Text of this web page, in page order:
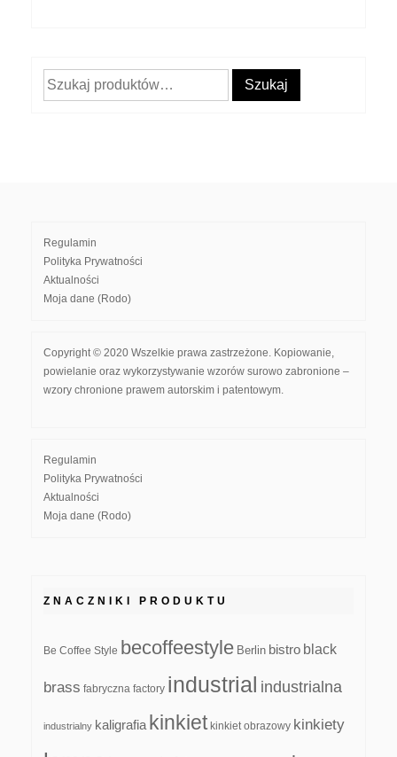
Szukaj: Szukaj
Regulamin
Polityka Prywatności
Aktualności
Moja dane (Rodo)
Copyright © 2020 Wszelkie prawa zastrzeżone. Kopiowanie,
powielanie oraz wykorzystywanie wzorów surowo zabronione –
wzory chronione prawem autorskim i patentowym.
Regulamin
Polityka Prywatności
Aktualności
Moja dane (Rodo)
ZNACZNIKI PRODUKTU
Be Coffee Style becoffeestyle Berlin bistro black
brass fabryczna factory industrial industrialna
industrialny kaligrafia kinkiet kinkiet obrazowy kinkiety